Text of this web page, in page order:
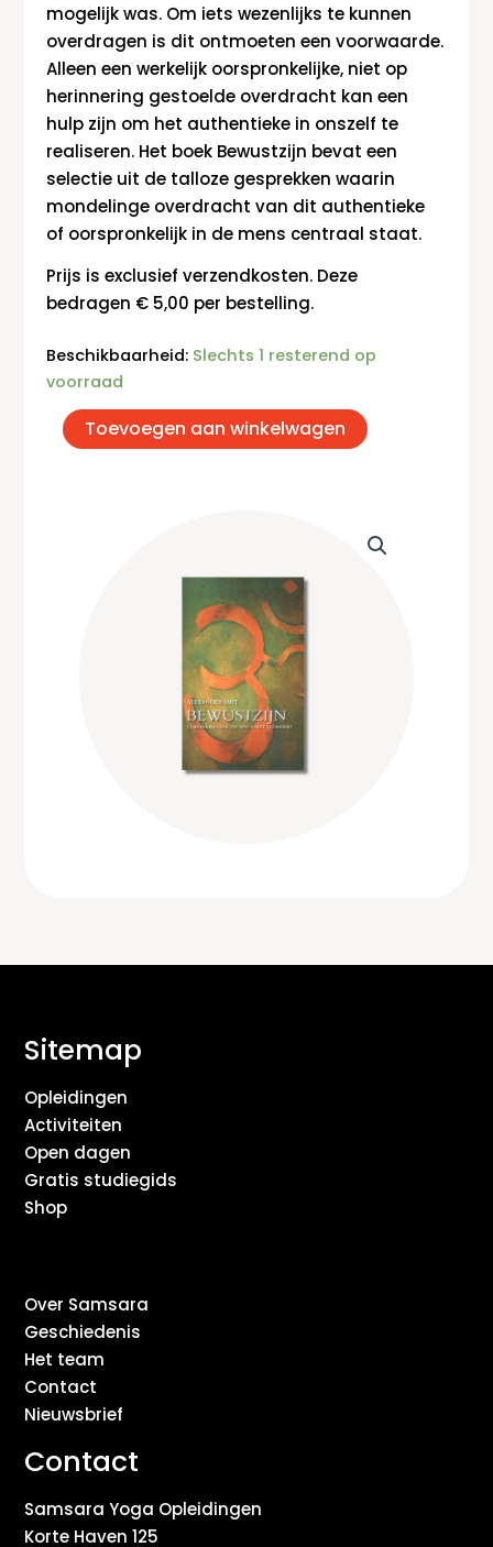
mogelijk was. Om iets wezenlijks te kunnen
overdragen is dit ontmoeten een voorwaarde.
Alleen een werkelijk oorspronkelijke, niet op
herinnering gestoelde overdracht kan een
hulp zijn om het authentieke in onszelf te
realiseren. Het boek Bewustzijn bevat een
selectie uit de talloze gesprekken waarin
mondelinge overdracht van dit authentieke
of oorspronkelijk in de mens centraal staat.
Prijs is exclusief verzendkosten. Deze
bedragen € 5,00 per bestelling.
Beschikbaarheid: Slechts 1 resterend op
voorraad
aantal
Toevoegen aan winkelwagen
Sitemap
Opleidingen
Activiteiten
Open dagen
Gratis studiegids
Shop
Over Samsara
Geschiedenis
Het team
Contact
Nieuwsbrief
Contact
Samsara Yoga Opleidingen
Korte Haven 125